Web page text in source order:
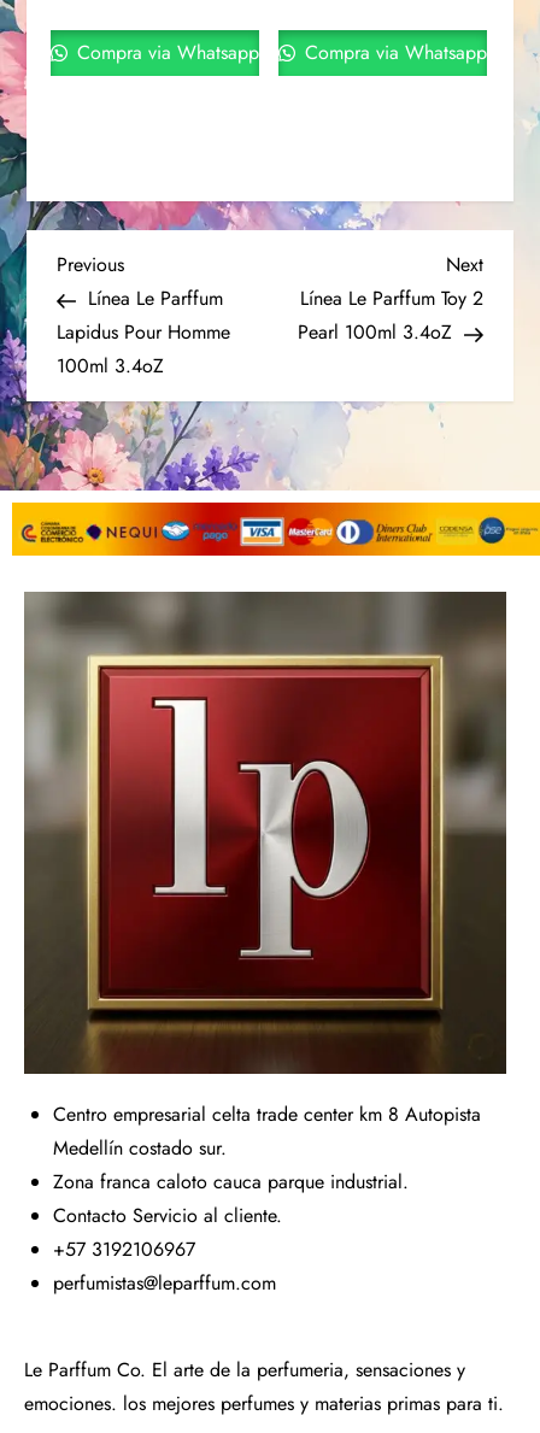
Compra via Whatsapp Compra via Whatsapp
Previous
Línea Le Parffum
Lapidus Pour Homme
100ml 3.4oZ
Next
Línea Le Parffum Toy 2
Pearl 100ml 3.4oZ
Centro empresarial celta trade center km 8 Autopista
Medellín costado sur.
Zona franca caloto cauca parque industrial.
Contacto Servicio al cliente.
+57 3192106967
perfumistas@leparffum.com
Le Parffum Co. El arte de la perfumeria, sensaciones y
emociones. los mejores perfumes y materias primas para ti.